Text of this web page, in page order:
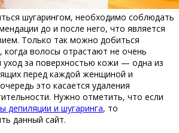
шугарингом, необходимо соблюдать
до и после него, что является
Только так можно добиться
волосы отрастают не очень
за поверхностью кожи — одна из
перед каждой женщиной и
это касается удаления
Нужно отметить, что если
депиляции и шугаринга, то
данный сайт.